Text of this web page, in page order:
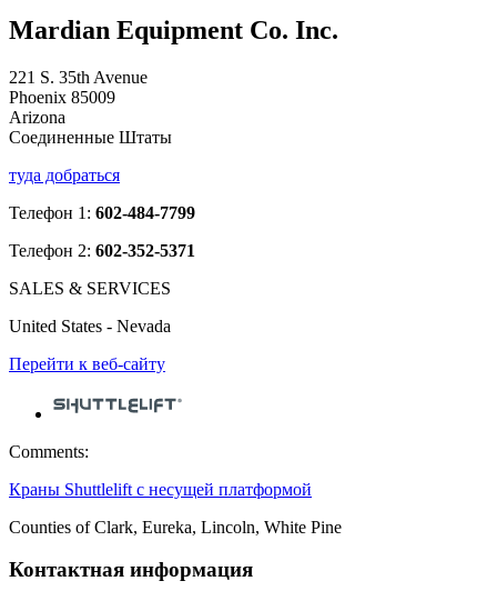
Mardian Equipment Co. Inc.
221 S. 35th Avenue
Phoenix 85009
Arizona
Соединенные Штаты
туда добраться
Телефон 1: 602-484-7799
Телефон 2: 602-352-5371
SALES & SERVICES
United States - Nevada
Перейти к веб-сайту
Comments:
Краны Shuttlelift с несущей платформой
Counties of Clark, Eureka, Lincoln, White Pine
Контактная информация